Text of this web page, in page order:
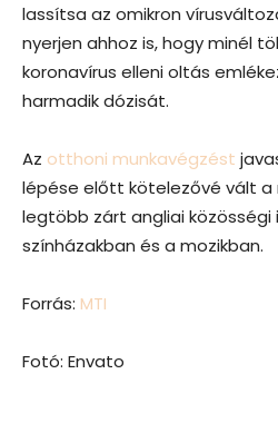
lassítsa az omikron
nyerjen ahhoz is, hogy minél
koronavírus elleni oltás
harmadik dózisát.
Az otthoni munkavégzést
lépése előtt kötelezővé vált a
legtöbb zárt angliai közösségi
színházakban és a mozikban.
Forrás: MTI
Fotó: Envato